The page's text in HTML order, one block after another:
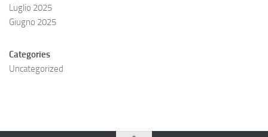
Luglio 2025
Giugno 2025
Categories
Uncategorized